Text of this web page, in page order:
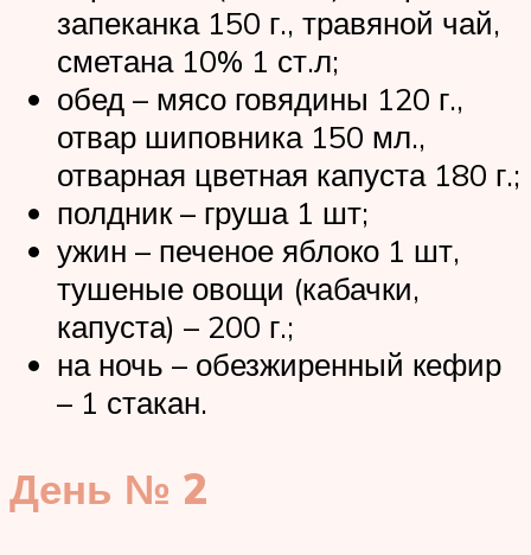
запеканка 150 г., травяной чай,
сметана 10% 1 ст.л;
обед – мясо говядины 120 г.,
отвар шиповника 150 мл.,
отварная цветная капуста 180 г.;
полдник – груша 1 шт;
ужин – печеное яблоко 1 шт,
тушеные овощи (кабачки,
капуста) – 200 г.;
на ночь – обезжиренный кефир
– 1 стакан.
День № 2